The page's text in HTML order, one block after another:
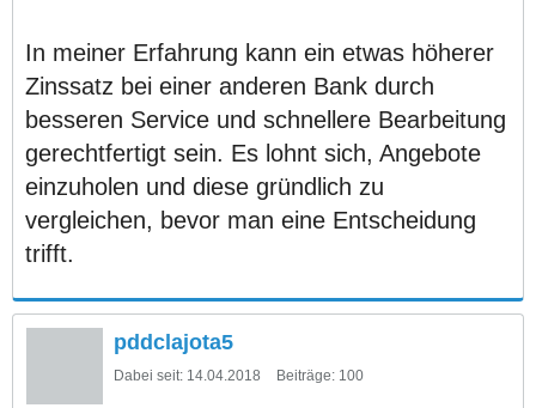
In meiner Erfahrung kann ein etwas höherer
Zinssatz bei einer anderen Bank durch
besseren Service und schnellere Bearbeitung
gerechtfertigt sein. Es lohnt sich, Angebote
einzuholen und diese gründlich zu
vergleichen, bevor man eine Entscheidung
trifft.
pddclajota5
Dabei seit: 14.04.2018 Beiträge: 100